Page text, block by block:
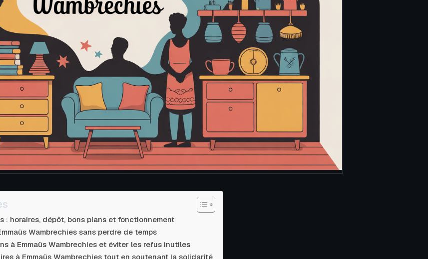
: horaires, dépôt, bons plans et fonctionnement
Wambrechies sans perdre de temps
à Emmaüs Wambrechies et éviter les refus inutiles
à Emmaüs Wambrechies tout en soutenant la solidarité